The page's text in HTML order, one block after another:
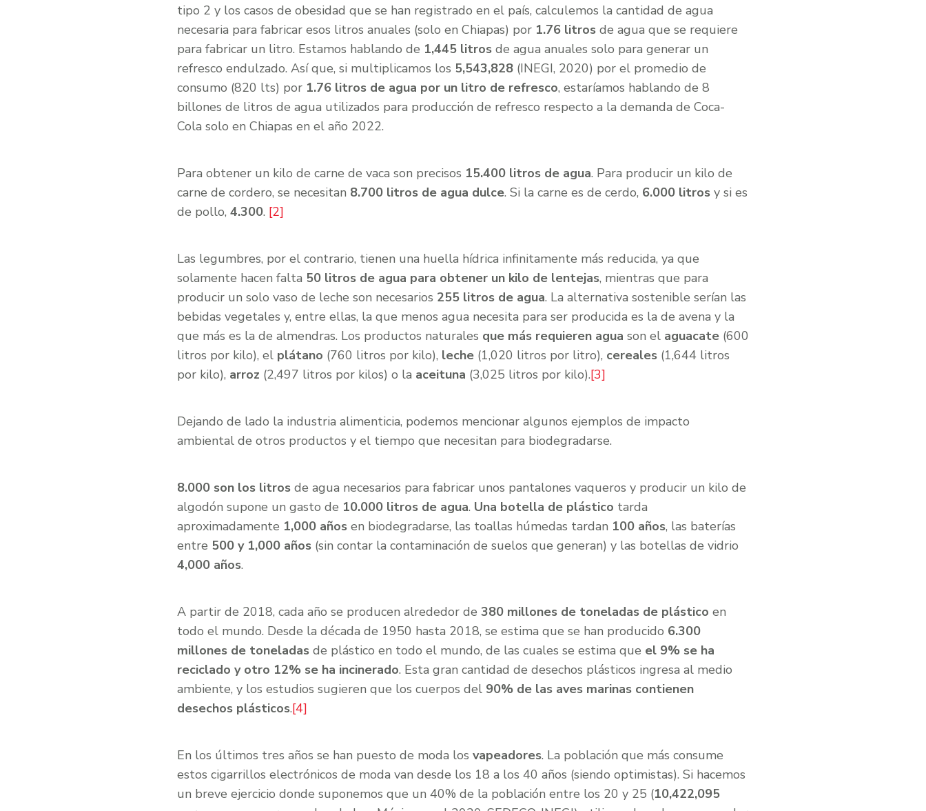
tipo 2 y los casos de obesidad que se han registrado en el país, calculemos la cantidad de agua
necesaria para fabricar esos litros anuales (solo en Chiapas) por 1.76 litrosde agua que se requiere
para fabricar un litro. Estamos hablando de 1,445 litrosde agua anuales solo para generar un
refresco endulzado. Así que, si multiplicamos los 5,543,828(INEGI, 2020) por el promedio de
consumo (820 lts) por 1.76 litros de agua por un litro de refresco, estaríamos hablando de 8
billones de litros de agua utilizados para producción de refresco respecto a la demanda de Coca-
Cola solo en Chiapas en el año 2022.
Para obtener un kilo de carne de vaca son precisos 15.400 litros de agua. Para producir un kilo de
carne de cordero, se necesitan 8.700 litros de agua dulce. Si la carne es de cerdo, 6.000 litrosy si es
de pollo, 4.300. [2]
Las legumbres, por el contrario, tienen una huella hídrica infinitamente más reducida, ya que
solamente hacen falta 50 litros de agua para obtener un kilo de lentejas, mientras que para
producir un solo vaso de leche son necesarios 255 litros de agua. La alternativa sostenible serían las
bebidas vegetales y, entre ellas, la que menos agua necesita para ser producida es la de avena y la
que más es la de almendras. Los productos naturales que más requieren agua son el aguacate(600
litros por kilo), el plátano (760 litros por kilo), leche(1,020 litros por litro), cereales (1,644 litros
por kilo), arroz (2,497 litros por kilos) o la aceituna (3,025 litros por kilo).[3]
Dejando de lado la industria alimenticia, podemos mencionar algunos ejemplos de impacto
ambiental de otros productos y el tiempo que necesitan para biodegradarse.
8.000 son los litrosde agua necesarios para fabricar unos pantalones vaqueros y producir un kilo de
algodón supone un gasto de 10.000 litros de agua. Una botella de plástico tarda
aproximadamente 1,000 años en biodegradarse, las toallas húmedas tardan 100 años, las baterías
entre 500 y 1,000 años (sin contar la contaminación de suelos que generan) y las botellas de vidrio
4,000 años.
A partir de 2018, cada año se producen alrededor de 380 millones de toneladas de plástico en
todo el mundo. Desde la década de 1950 hasta 2018, se estima que se han producido 6.300
millones de toneladasde plástico en todo el mundo, de las cuales se estima que el 9% se ha
reciclado y otro 12% se ha incinerado. Esta gran cantidad de desechos plásticos ingresa al medio
ambiente, y los estudios sugieren que los cuerpos del 90% de las aves marinas contienen
desechos plásticos.[4]
En los últimos tres años se han puesto de moda los vapeadores. La población que más consume
estos cigarrillos electrónicos de moda van desde los 18 a los 40 años (siendo optimistas). Si hacemos
un breve ejercicio donde suponemos que un 40% de la población entre los 20 y 25 (10,422,095